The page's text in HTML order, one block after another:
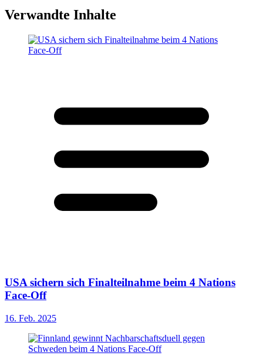
Verwandte Inhalte
USA sichern sich Finalteilnahme beim 4 Nations
Face-Off
16. Feb. 2025